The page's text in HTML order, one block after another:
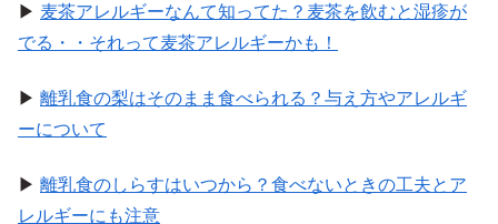
▶ 麦茶アレルギーなんて知ってた？麦茶を飲むと湿疹が
でる・・それって麦茶アレルギーかも！
▶ 離乳食の梨はそのまま食べられる？与え方やアレルギ
ーについて
▶ 離乳食のしらすはいつから？食べないときの工夫とア
レルギーにも注意